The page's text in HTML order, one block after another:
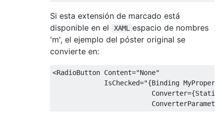
Si esta extensión de marcado está
disponible en el
XAML
espacio de nombres
'm', el ejemplo del póster original se
convierte en:
<RadioButton Content="None"
IsChecked="{Binding